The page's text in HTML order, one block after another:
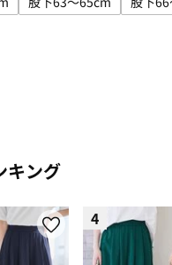
～59cm
絞り込み: 股下60～62cm
サイズで絞り込み:
キング
4